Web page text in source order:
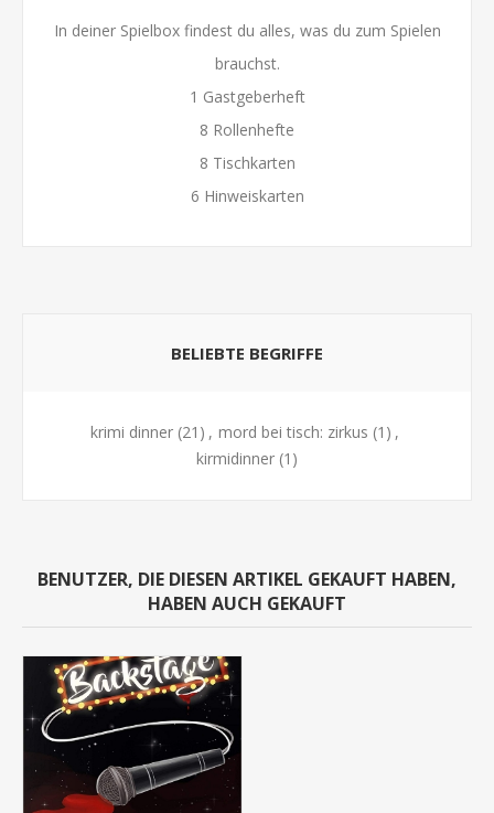
In deiner Spielbox findest du alles, was du zum Spielen
brauchst.
1 Gastgeberheft
8 Rollenhefte
8 Tischkarten
6 Hinweiskarten
BELIEBTE BEGRIFFE
krimi dinner (21) , mord bei tisch: zirkus (1) ,
kirmidinner (1)
BENUTZER, DIE DIESEN ARTIKEL GEKAUFT HABEN,
HABEN AUCH GEKAUFT